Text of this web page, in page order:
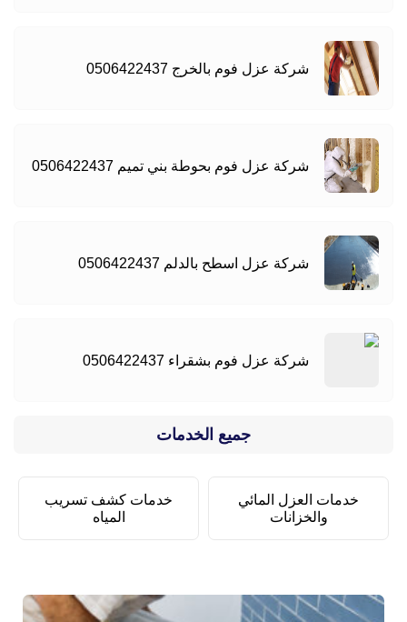
شركة عزل فوم بالخرج 0506422437
شركة عزل فوم بحوطة بني تميم 0506422437
شركة عزل اسطح بالدلم 0506422437
شركة عزل فوم بشقراء 0506422437
جميع الخدمات
خدمات العزل المائي
والخزانات
خدمات كشف تسريب
المياه